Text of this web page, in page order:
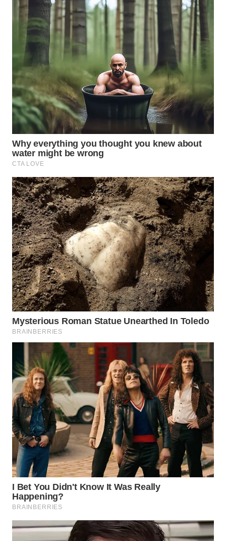
WN
SIMALUNGUN
WN
LABUHANBATU
WN
TAPANULI
TENGAH
WN DELI
SERDANG
WN
TEBING
TINGGI
WN
PAKPAK
WN
KARAWANG
WN
BEKASI
WN
BOGOR
WN
DEPOK
WN
TAPANULI
UTARA
WN
SAMOSIR
WN
LAWAS